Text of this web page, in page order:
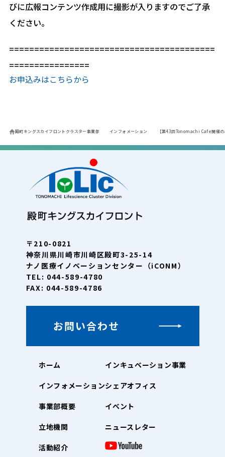
びに広報コンテンツ作成用に撮影が入りますのでご了承
ください。
=========================================
================
お申込みはこちらから
殿町キングスカイフロントクラスター事業部 インフォメーション 【第43回Tonomachi Cafe開催の
〒210-0821
神奈川県川崎市川崎区殿町3-25-14
ナノ医療イノベーションセンター（iCONM）
TEL: 044-589-4780
FAX: 044-589-4786
お問い合わせ
ホーム
インフォメーション
事業部概要
立地機関
活動紹介
インキュベーション事業
シェアオフィス
イベント
ニュースレター